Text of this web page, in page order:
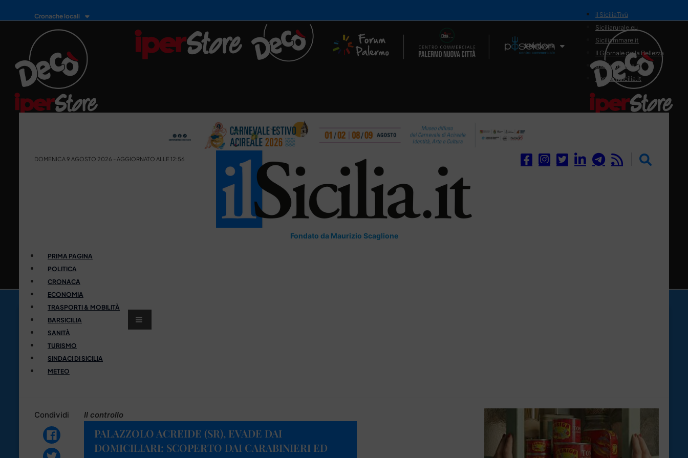
Cronache locali
Il Network
il SiciliaTivù
Siciliarurale.eu
Siciliammare.it
Il Giornale della Bellezza
Siciliamedica.it
Sanitainsicilia.it
DOMENICA 9 AGOSTO 2026 - AGGIORNATO ALLE 12:56
Fondato da Maurizio Scaglione
PRIMA PAGINA
POLITICA
CRONACA
ECONOMIA
TRASPORTI & MOBILITÀ
BARSICILIA
SANITÀ
TURISMO
SINDACI DI SICILIA
METEO
Condividi Il controllo
PALAZZOLO ACREIDE (SR), EVADE DAI
DOMICILIARI: SCOPERTO DAI CARABINIERI ED